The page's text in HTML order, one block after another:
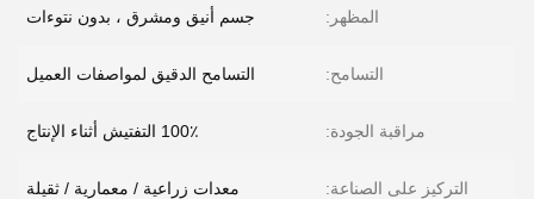
المظهر: جسم أنيق ومشرق ، بدون نتوءات
التسامح: التسامح الدقيق لمواصفات العميل
مراقبة الجودة: 100٪ التفتيش أثناء الإنتاج
التركيز على الصناعة: معدات زراعية / معمارية / ثقيلة